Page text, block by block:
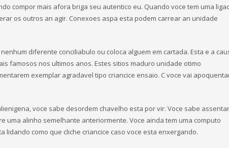
compor mais afora briga seu autentico eu. Quando voce tem uma
os outros an agir. Conexoes aspa esta podem carrear an unidade
diferente conciliabulo ou coloca alguem em cartada. Esta e a
famosos nos ultimos anos. Estes sitios maduro unidade otimo
exemplar agradavel tipo criancice ensaio. C voce vai
voce sabe desordem chavelho esta por vir. Voce sabe
uma alinho semelhante anteriormente. Voce ainda tem uma computo
como que cliche criancice caso voce esta enxergando.